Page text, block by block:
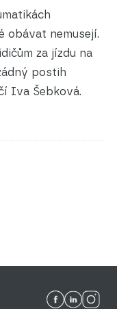
obávat nemusejí.
za jízdu na
postih
Iva Šebková.